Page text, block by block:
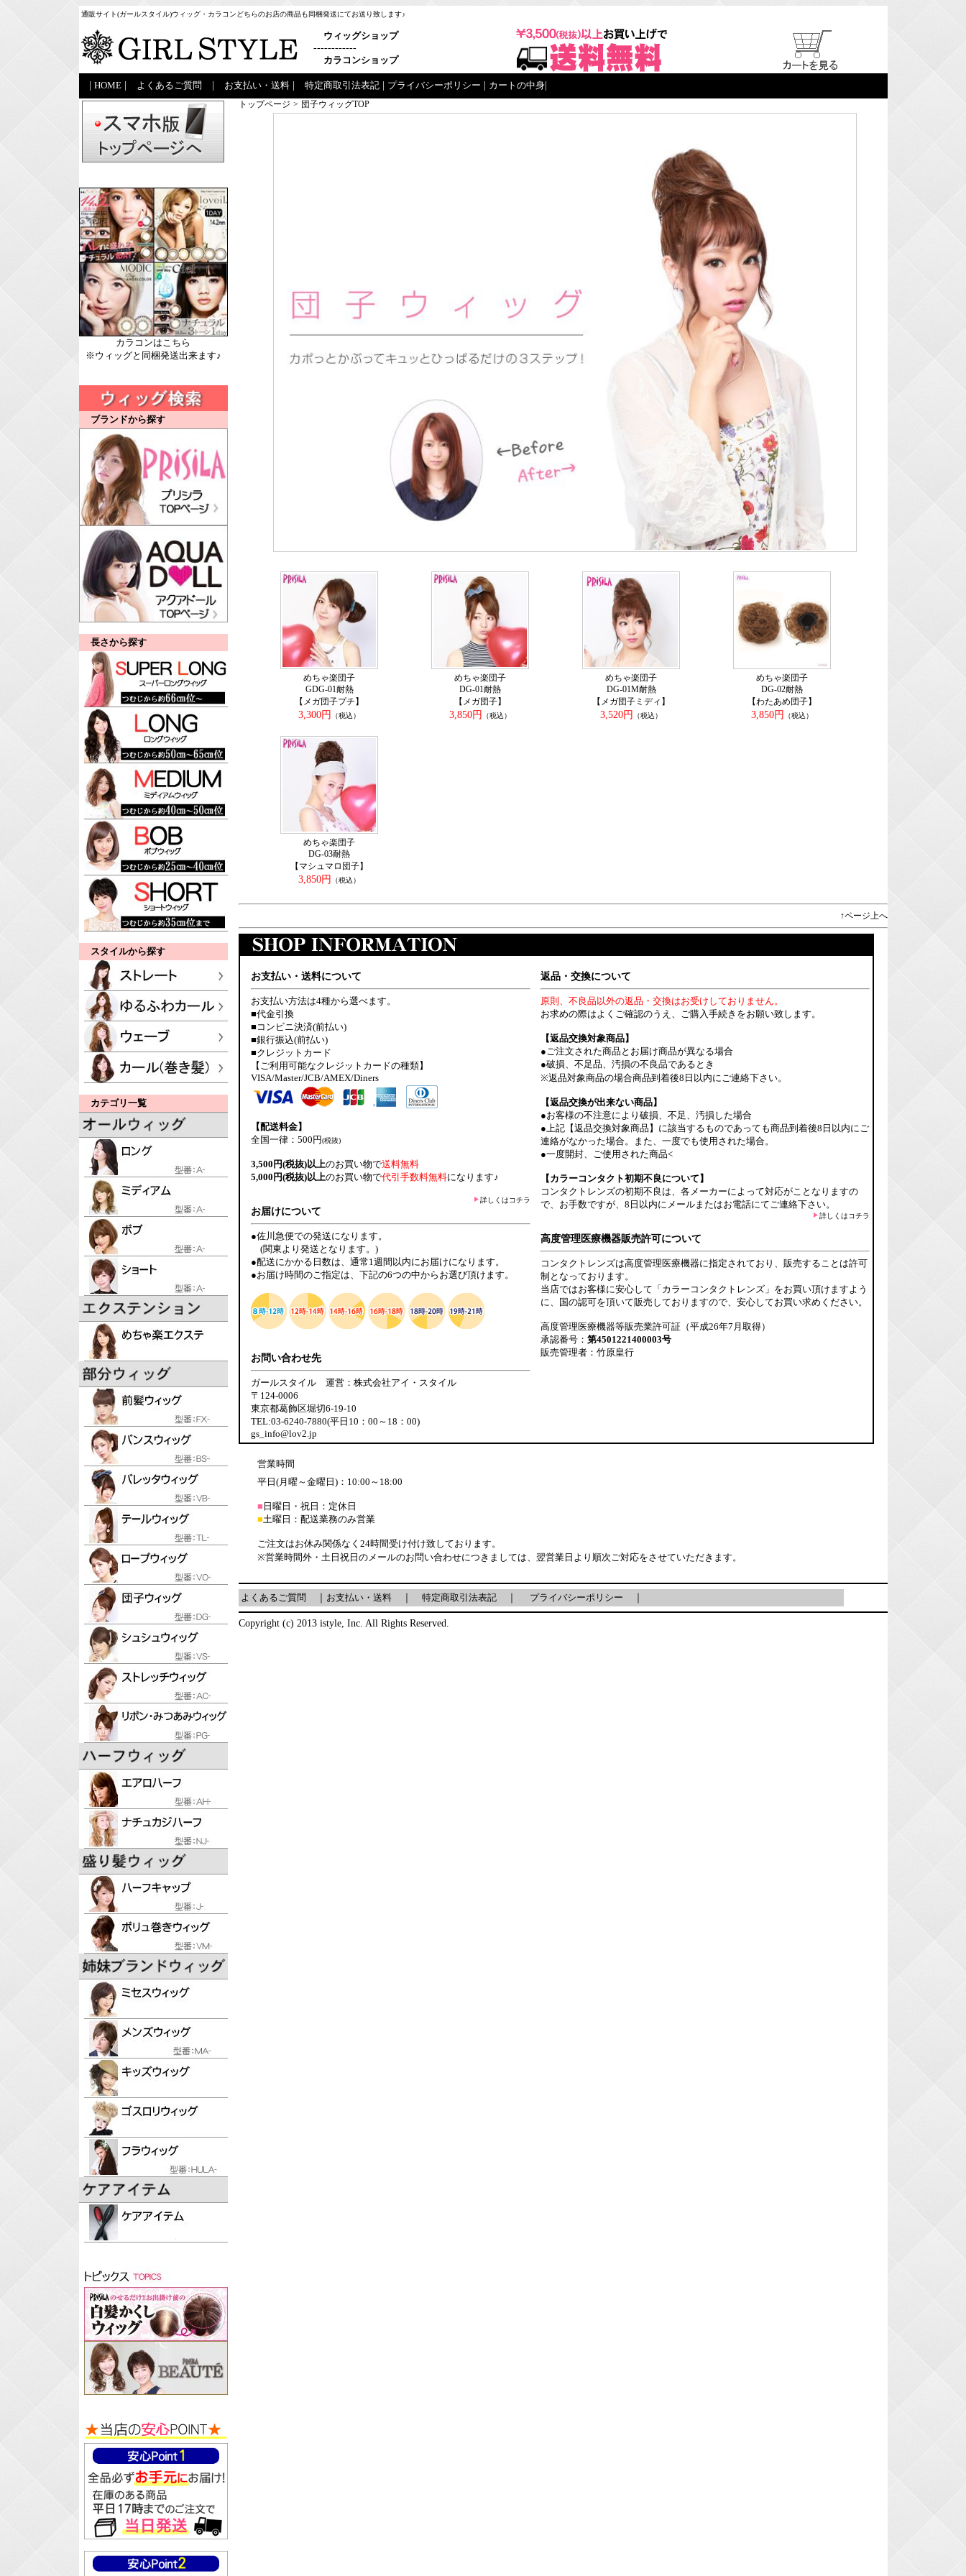
通販サイト(ガールスタイル)ウィッグ・カラコンどちらのお店の商品も同梱発送にてお送り致します♪
ウィッグショップ
------------
カラコンショップ
HOME よくあるご質問 お支払い・送料 特定商取引法表記 プライバシーポリシー カートの中身|
カラコンはこちら
※ウィッグと同梱発送出来ます♪
ブランドから探す
長さから探す
スタイルから探す
カテゴリ一覧
トップページ > 団子ウィッグTOP
めちゃ楽団子
GDG-01耐熱
【メガ団子プチ】
3,300円
（税込）
めちゃ楽団子
DG-01耐熱
【メガ団子】
3,850円
（税込）
めちゃ楽団子
DG-01M耐熱
【メガ団子ミディ】
3,520円
（税込）
めちゃ楽団子
DG-02耐熱
【わたあめ団子】
3,850円
（税込）
めちゃ楽団子
DG-03耐熱
【マシュマロ団子】
3,850円
（税込）
↑ページ上へ
お支払い・送料について
お支払い方法は4種から選べます。
■代金引換
■コンビニ決済(前払い)
■銀行振込(前払い)
■クレジットカード
【ご利用可能なクレジットカードの種類】
VISA/Master/JCB/AMEX/Diners
【配送料金】
全国一律：500円(税抜)
3,500円(税抜)以上のお買い物で送料無料
5,000円(税抜)以上のお買い物で代引手数料無料になります♪
詳しくはコチラ
お届けについて
●佐川急便での発送になります。
(関東より発送となります。)
●配送にかかる日数は、通常1週間以内にお届けになります。
●お届け時間のご指定は、下記の6つの中からお選び頂けます。
お問い合わせ先
ガールスタイル 運営：株式会社アイ・スタイル
〒124-0006
東京都葛飾区堀切6-19-10
TEL:03-6240-7880(平日10：00～18：00)
gs_info@lov2.jp
返品・交換について
原則、不良品以外の返品・交換はお受けしておりません。
お求めの際はよくご確認のうえ、ご購入手続きをお願い致します。
【返品交換対象商品】
●ご注文された商品とお届け商品が異なる場合
●破損、不足品、汚損の不良品であるとき
※返品対象商品の場合商品到着後8日以内にご連絡下さい。
【返品交換が出来ない商品】
●お客様の不注意により破損、不足、汚損した場合
●上記【返品交換対象商品】に該当するものであっても商品到着後8日以内にご
連絡がなかった場合。また、一度でも使用された場合。
●一度開封、ご使用された商品<
【カラーコンタクト初期不良について】
コンタクトレンズの初期不良は、各メーカーによって対応がことなりますの
で、お手数ですが、8日以内にメールまたはお電話にてご連絡下さい。
詳しくはコチラ
高度管理医療機器販売許可について
コンタクトレンズは高度管理医療機器に指定されており、販売することは許可
制となっております。
当店ではお客様に安心して「カラーコンタクトレンズ」をお買い頂けますよう
に、国の認可を頂いて販売しておりますので、安心してお買い求めください。
高度管理医療機器等販売業許可証（平成26年7月取得）
承認番号： 第4501221400003号
販売管理者：竹原皇行
営業時間
平日(月曜～金曜日)：10:00～18:00
■ 日曜日・祝日：定休日
■土曜日：配送業務のみ営業
ご注文はお休み関係なく24時間受け付け致しております。
※営業時間外・土日祝日のメールのお問い合わせにつきましては、翌営業日より順次ご対応をさせていただきます。
よくあるご質問 お支払い・送料｜ 特定商取引法表記｜ プライバシーポリシー
Copyright (c) 2013 istyle, Inc. All Rights Reserved.